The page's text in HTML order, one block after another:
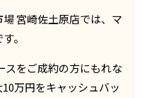
宮崎佐土原店では、マ
。
スをご成約の方にもれな
万円をキャッシュバッ